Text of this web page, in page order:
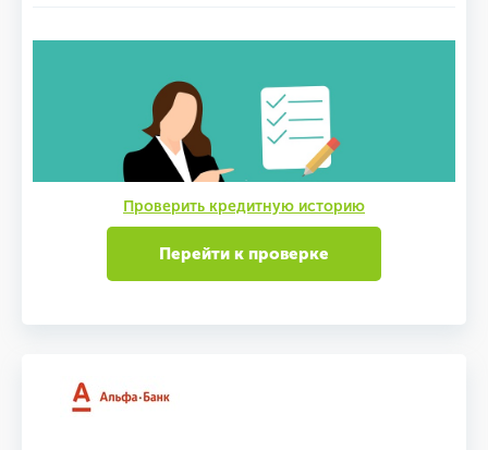
Проверить кредитную историю
Перейти к проверке